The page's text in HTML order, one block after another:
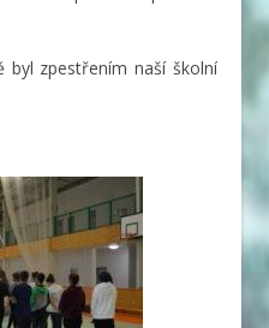
byl zpestřením naší školní